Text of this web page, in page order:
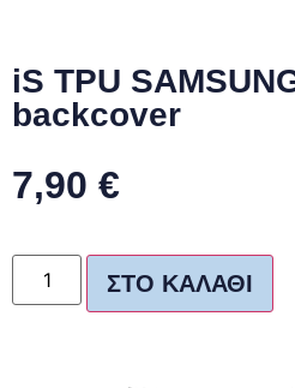
iS TPU
backcover
7,90 €
ΣΤΟ ΚΑΛΆΘΙ